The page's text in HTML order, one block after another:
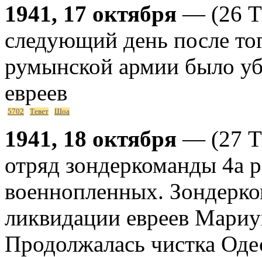
1941, 17 октября — (26
следующий день после
румынской армии было
евреев
5702 Тевет Шоа
1941, 18 октября — (27
отряд зондеркоманды 4а
военнопленных.
ликвидации евреев
Продолжалась чистка